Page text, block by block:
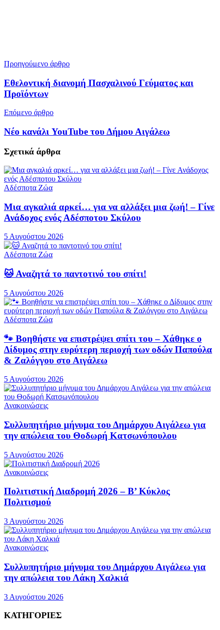
Προηγούμενο άρθρο
Εθελοντική διανομή Πασχαλινού Γεύματος και
Προϊόντων
Επόμενο άρθρο
Νέο κανάλι YouTube του Δήμου Αιγάλεω
Σχετικά άρθρα
Αδέσποτα Ζώα
Μια αγκαλιά αρκεί… για να αλλάξει μια ζωή! – Γίνε
Ανάδοχος ενός Αδέσποτου Σκύλου
5 Αυγούστου 2026
Αδέσποτα Ζώα
🐱 Αναζητά το παντοτινό του σπίτι!
5 Αυγούστου 2026
Αδέσποτα Ζώα
🐾 Βοηθήστε να επιστρέψει σπίτι του – Χάθηκε ο
Δίδυμος στην ευρύτερη περιοχή των οδών Παπούλα
& Ζαλόγγου στο Αιγάλεω
5 Αυγούστου 2026
Ανακοινώσεις
Συλλυπητήριο μήνυμα του Δημάρχου Αιγάλεω για
την απώλεια του Θοδωρή Κατσωνόπουλου
5 Αυγούστου 2026
Ανακοινώσεις
Πολιτιστική Διαδρομή 2026 – Β’ Κύκλος
Πολιτισμού
3 Αυγούστου 2026
Ανακοινώσεις
Συλλυπητήριο μήνυμα του Δημάρχου Αιγάλεω για
την απώλεια του Λάκη Χαλκιά
3 Αυγούστου 2026
ΚΑΤΗΓΟΡΙΕΣ